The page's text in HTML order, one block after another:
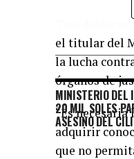
Tras
el titular del
la lucha
órganos de
“Es
adquirir
que no
MINISTERIO DEL
20 MIL SOLES
ASESINO DEL